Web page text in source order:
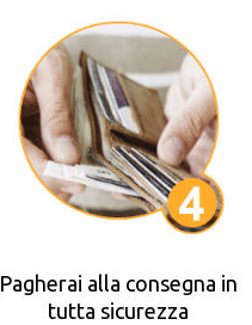
Pagherai alla consegna in
tutta sicurezza